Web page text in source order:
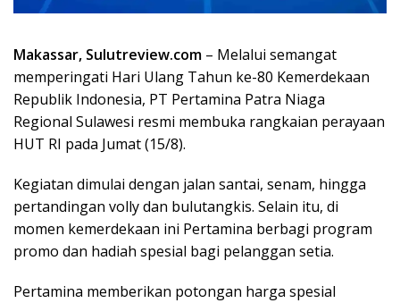
Makassar, Sulutreview.com – Melalui semangat
memperingati Hari Ulang Tahun ke-80 Kemerdekaan
Republik Indonesia, PT Pertamina Patra Niaga
Regional Sulawesi resmi membuka rangkaian perayaan
HUT RI pada Jumat (15/8).
Kegiatan dimulai dengan jalan santai, senam, hingga
pertandingan volly dan bulutangkis. Selain itu, di
momen kemerdekaan ini Pertamina berbagi program
promo dan hadiah spesial bagi pelanggan setia.
Pertamina memberikan potongan harga spesial